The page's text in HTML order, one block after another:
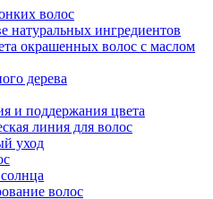
волос
натуральных ингредиентов
окрашенных волос с маслом
дерева
и поддержания цвета
линия для волос
уход
волос